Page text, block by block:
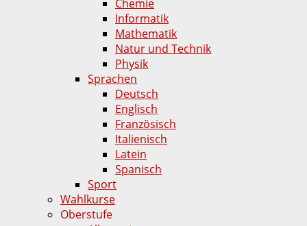
Chemie
Informatik
Mathematik
Natur und Technik
Physik
Sprachen
Deutsch
Englisch
Französisch
Italienisch
Latein
Spanisch
Sport
Wahlkurse
Oberstufe